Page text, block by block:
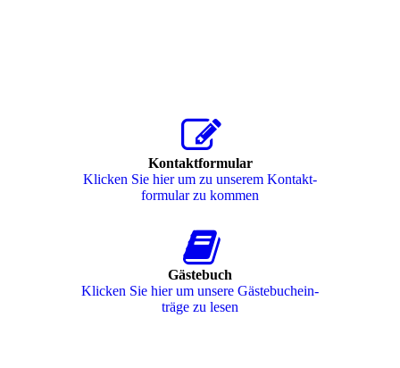
Kontaktformular
Klicken Sie hier um zu unserem Kon­takt­
for­mu­lar zu kommen
Gästebuch
Klicken Sie hier um unsere Gäs­te­buch­ein­
trä­ge zu lesen